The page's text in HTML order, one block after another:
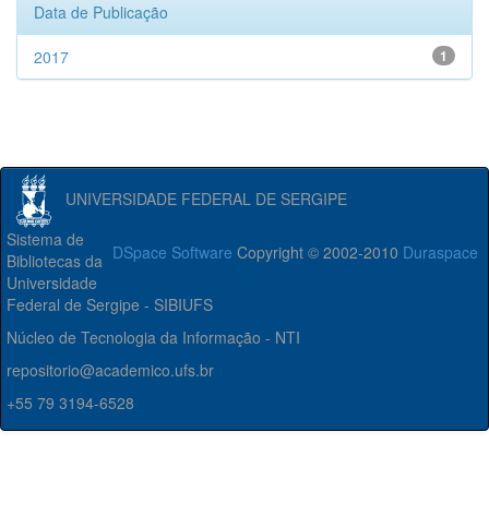
Data de Publicação
1
2017
UNIVERSIDADE FEDERAL DE SERGIPE
DSpace Software Copyright © 2002-2010 Duraspace
Sistema de
Bibliotecas da
Universidade
Federal de Sergipe - SIBIUFS
Núcleo de Tecnologia da Informação - NTI
repositorio@academico.ufs.br
+55 79 3194-6528